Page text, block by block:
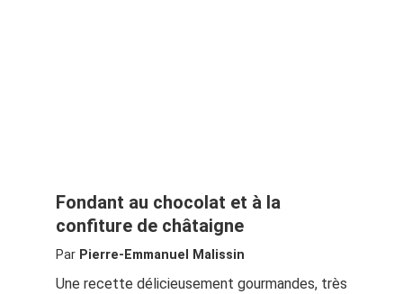
Fondant au chocolat et à la
confiture de châtaigne
Par Pierre-Emmanuel Malissin
Une recette délicieusement gourmandes, très